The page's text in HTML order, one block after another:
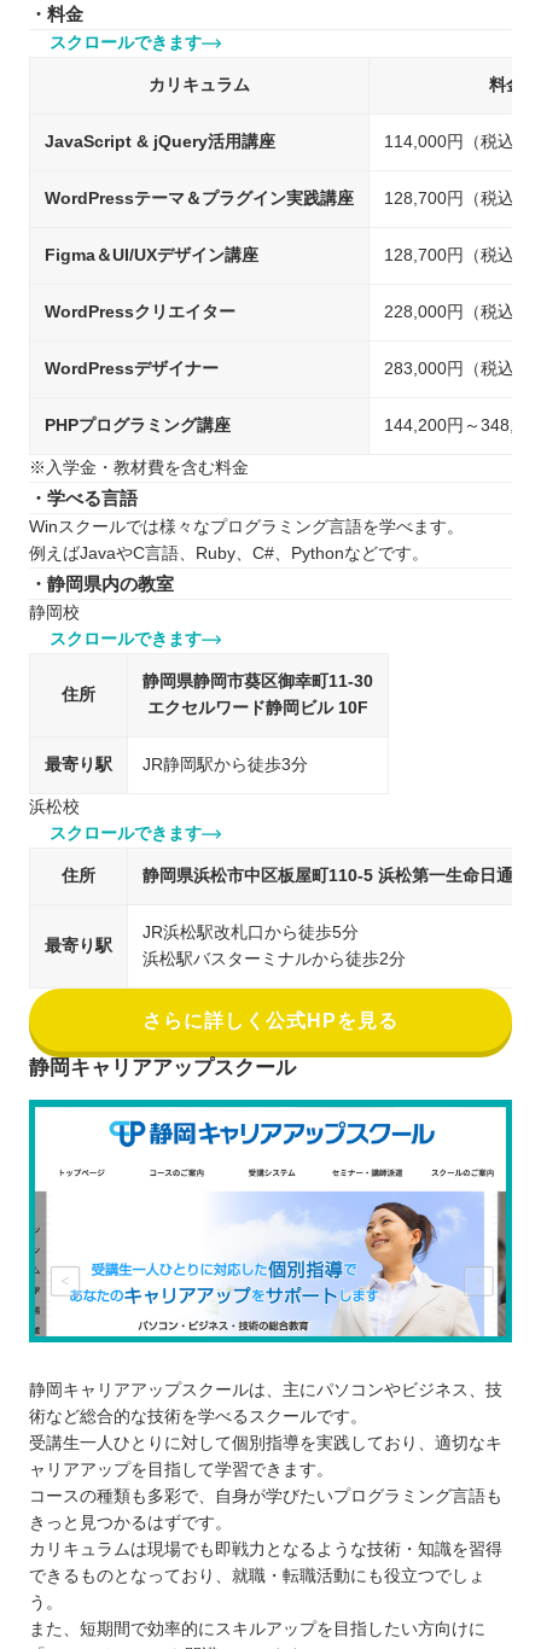
・料金
スクロールできます
カリキュラム 料金
JavaScript & jQuery活用講座 114,000円（税込）
WordPressテーマ＆プラグイン実践講座 128,700円（税込）
Figma＆UI/UXデザイン講座 128,700円（税込）
WordPressクリエイター 228,000円（税込）
WordPressデザイナー 283,000円（税込）
PHPプログラミング講座 144,200円～
※入学金・教材費を含む料金
・学べる言語
Winスクールでは様々なプログラミング言語を学べます。
例えばJavaやC言語、Ruby、C#、Pythonなどです。
・静岡県内の教室
静岡校
スクロールできます
住所
静岡県静岡市葵区御幸町11-30
エクセルワード静岡ビル 10F
最寄り駅 JR静岡駅から徒歩3分
浜松校
スクロールできます
住所 静岡県浜松市中区板屋町110-5 浜松第一生命日通ビ
最寄り駅
JR浜松駅改札口から徒歩5分
浜松駅バスターミナルから徒歩2分
さらに詳しく公式HPを見る
静岡キャリアアップスクール
静岡キャリアアップスクールは、主にパソコンやビジネス、技
術など総合的な技術を学べるスクールです。
受講生一人ひとりに対して個別指導を実践しており、適切なキ
ャリアアップを目指して学習できます。
コースの種類も多彩で、自身が学びたいプログラミング言語も
きっと見つかるはずです。
カリキュラムは現場でも即戦力となるような技術・知識を習得
できるものとなっており、就職・転職活動にも役立つでしょ
う。
また、短期間で効率的にスキルアップを目指したい方向けに